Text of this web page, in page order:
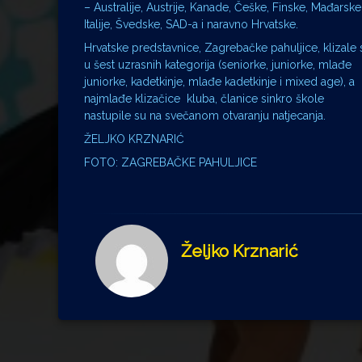
– Australije, Austrije, Kanade, Češke, Finske,
Italije, Švedske, SAD-a i naravno Hrvatske.
Hrvatske predstavnice, Zagrebačke pahuljice, klizale
u šest uzrasnih kategorija (seniorke, juniorke, mlađe
juniorke, kadetkinje, mlađe kadetkinje i mixed age), a
najmlađe klizačice kluba, članice sinkro škole
nastupile su na svečanom otvaranju natjecanja.
ŽELJKO KRZNARIĆ
FOTO: ZAGREBAČKE PAHULJICE
Željko Krznarić